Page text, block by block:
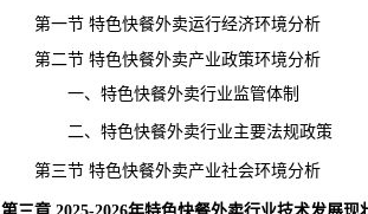
第一节 特色快餐外卖运行经济环境分析
第二节 特色快餐外卖产业政策环境分析
一、特色快餐外卖行业监管体制
二、特色快餐外卖行业主要法规政策
第三节 特色快餐外卖产业社会环境分析